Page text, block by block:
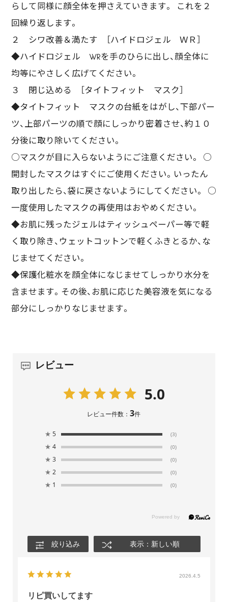
らして同様に顔全体を押さえていきます。 これを２
回繰り返します。
２ シワ改善＆満たす ［ハイドロジェル ＷＲ］
◆ハイドロジェル WRを手のひらに出し、顔全体に
均等にやさしく広げてください。
３ 閉じ込める ［タイトフィット マスク］
◆タイトフィット マスクの台紙をはがし、下部パー
ツ、上部パーツの順で顔にしっかり密着させ、約１０
分後に取り除いてください。
○マスクが目に入らないようにご注意ください。 ○
開封したマスクはすぐにご使用ください。いったん
取り出したら、袋に戻さないようにしてください。 ○
一度使用したマスクの再使用はおやめください。
◆お肌に残ったジェルはティッシュペーパー等で軽
く取り除き、ウェットコットンで軽くふきとるか、な
じませてください。
◆保護化粧水を顔全体になじませてしっかり水分を
含ませます。その後、お肌に応じた美容液を気になる
部分にしっかりなじませます。
レビュー
5.0
レビュー件数：3件
★ 5 (3)
★ 4 (0)
★ 3 (0)
★ 2 (0)
★ 1 (0)
絞り込み 表示：新しい順
2026.4.5
リピ買いしてます